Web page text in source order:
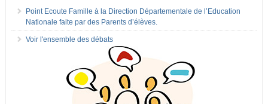
Point Ecoute Famille à la Direction Départementale de l’Education
Nationale faite par des Parents d’élèves.
Voir l'ensemble des débats